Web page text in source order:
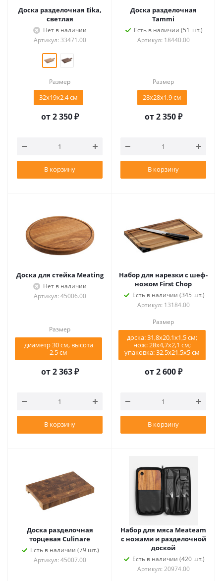
Доска разделочная Eika,
светлая
Нет в наличии
Артикул: 33471.00
Размер
32x19x2,4 см
от2 350 ₽
В корзину
Доска разделочная
Tammi
Есть в наличии (51 шт.)
Артикул: 18440.00
Размер
28х28х1,9 см
от2 350 ₽
В корзину
Доска для стейка Meating
Нет в наличии
Артикул: 45006.00
Размер
диаметр 30 см, высота
2,5 см
от2 363 ₽
В корзину
Набор для нарезки с шеф-
ножом First Chop
Есть в наличии (345 шт.)
Артикул: 13184.00
Размер
доска: 31,8х20,1х1,5 см;
нож: 28х4,7х2,1 см;
упаковка: 32,5х21,5х5 см
от2 600 ₽
В корзину
Доска разделочная
торцевая Culinare
Есть в наличии (79 шт.)
Артикул: 45007.00
Набор для мяса Meateam
с ножами и разделочной
доской
Есть в наличии (420 шт.)
Артикул: 20974.00